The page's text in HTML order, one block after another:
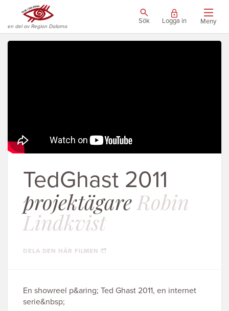
en del av Region Dalarna
Sök Logga in Meny
TedGhast 2011
projektägare Robin
Lindkvist
DELA DEN HÄR FILMEN
En showreel p&aring; Ted Ghast 2011, en internet
serie&nbsp;